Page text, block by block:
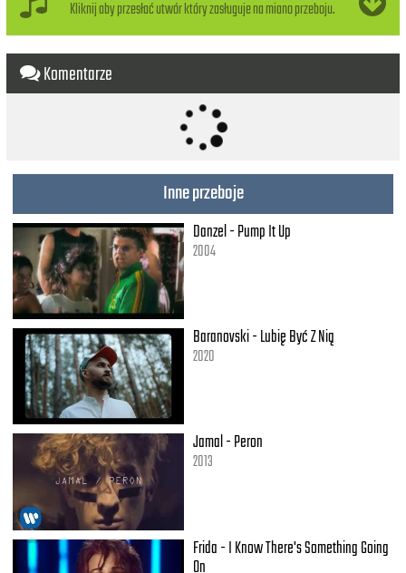
Talk to me
Tell me the news
You wear me out like a pair of shoes
We'll dance until the band goes home
Then you're gone
You'd better lock me up for life
I'll do the time with a smile on my face
Thinking of her in her leather and lace
Well if Lady Luck gets on my side
We're gonna rock this town alive
I'll let her rough me up
Till she knocks me out
She walks like she talks,
And she talks like she walks
Kliknij aby przesłać utwór który zasługuje na miano przeboju.
Komentarze
Inne przeboje
Danzel - Pump It Up
2004
Baranovski - Lubię Być Z Nią
2020
Jamal - Peron
2013
Frida - I Know There's Something Going
On